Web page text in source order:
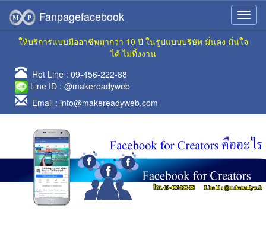
Fanpagefacebook
ให้บริการแบบมืออาชีพมากว่า 10 ปี ในรูปแบบบริษัท มั่นคง มั่นใจ
ได้ ไม่ทิ้งงาน
Hot Line : 09-456-222-88
Line ID : @makereadyweb
Email : info@makereadyweb.com